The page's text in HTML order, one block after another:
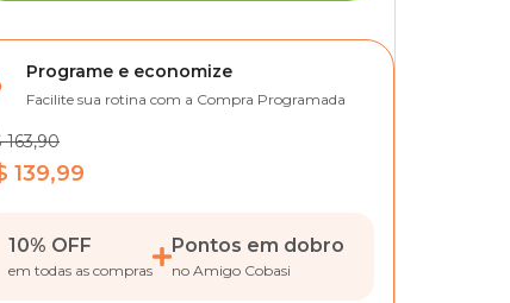
Programe e economize
Facilite sua rotina com a Compra Programada
163,90
139,99
10% OFF
em todas as compras
Pontos em dobro
no Amigo Cobasi